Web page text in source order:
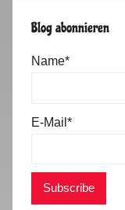
4
Blog abonnieren
Name*
E-Mail*